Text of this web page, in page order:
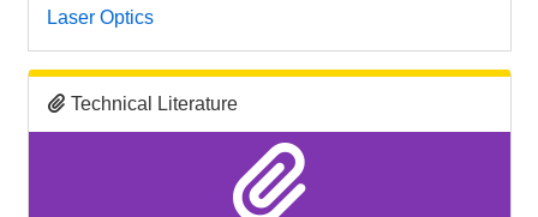
Laser Optics
Technical Literature